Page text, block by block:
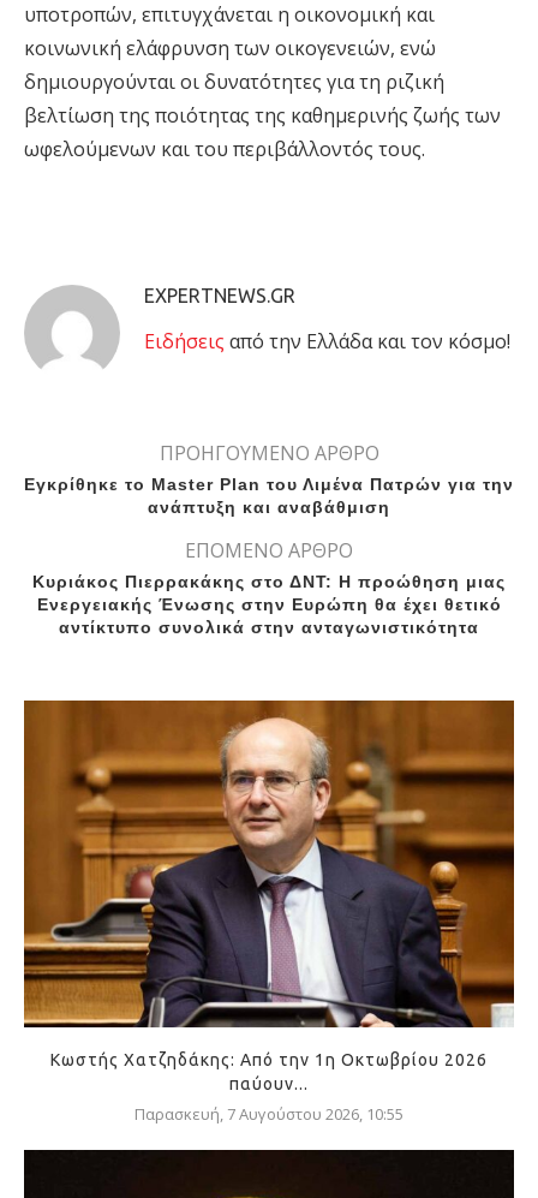
υποτροπών, επιτυγχάνεται η οικονομική και
κοινωνική ελάφρυνση των οικογενειών, ενώ
δημιουργούνται οι δυνατότητες για τη ριζική
βελτίωση της ποιότητας της καθημερινής ζωής των
ωφελούμενων και του περιβάλλοντός τους.
EXPERTNEWS.GR
Eιδήσεις από την Ελλάδα και τον κόσμο!
ΠΡΟΗΓΟΥΜΕΝΟ ΑΡΘΡΟ
Εγκρίθηκε το Master Plan του Λιμένα Πατρών για την
ανάπτυξη και αναβάθμιση
ΕΠΟΜΕΝΟ ΑΡΘΡΟ
Κυριάκος Πιερρακάκης στο ΔΝΤ: Η προώθηση μιας
Ενεργειακής Ένωσης στην Ευρώπη θα έχει θετικό
αντίκτυπο συνολικά στην ανταγωνιστικότητα
Κωστής Χατζηδάκης: Από την 1η Οκτωβρίου 2026
παύουν...
Παρασκευή, 7 Αυγούστου 2026, 10:55